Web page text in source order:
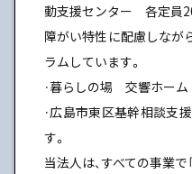
動支援センター 各定員
障がい特性に配慮しなが
ラムしています。
・暮らしの場 交響ホー
・広島市東区基幹相談
す。
当法人は、すべての事業